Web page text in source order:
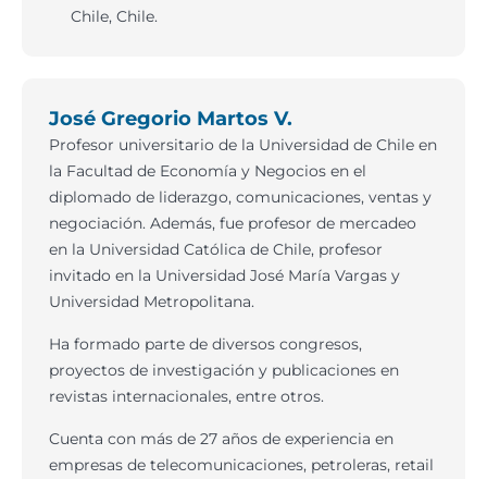
Chile, Chile.
José Gregorio Martos V.
Profesor universitario de la Universidad de Chile en
la Facultad de Economía y Negocios en el
diplomado de liderazgo, comunicaciones, ventas y
negociación. Además, fue profesor de mercadeo
en la Universidad Católica de Chile, profesor
invitado en la Universidad José María Vargas y
Universidad Metropolitana.
Ha formado parte de diversos congresos,
proyectos de investigación y publicaciones en
revistas internacionales, entre otros.
Cuenta con más de 27 años de experiencia en
empresas de telecomunicaciones, petroleras, retail